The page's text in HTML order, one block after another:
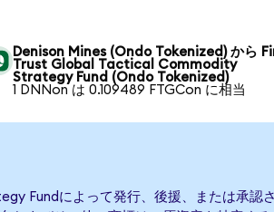
Denison Mines (Ondo Tokenized) から
Trust Global Tactical Commodity
Strategy Fund (Ondo Tokenized)
1 DNNon は 0.109489 FTGCon に相当
Fundによって発行、後援、または承認